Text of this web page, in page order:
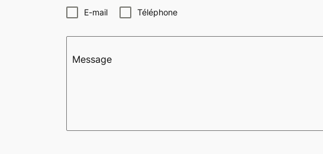
E-mail Téléphone
Message